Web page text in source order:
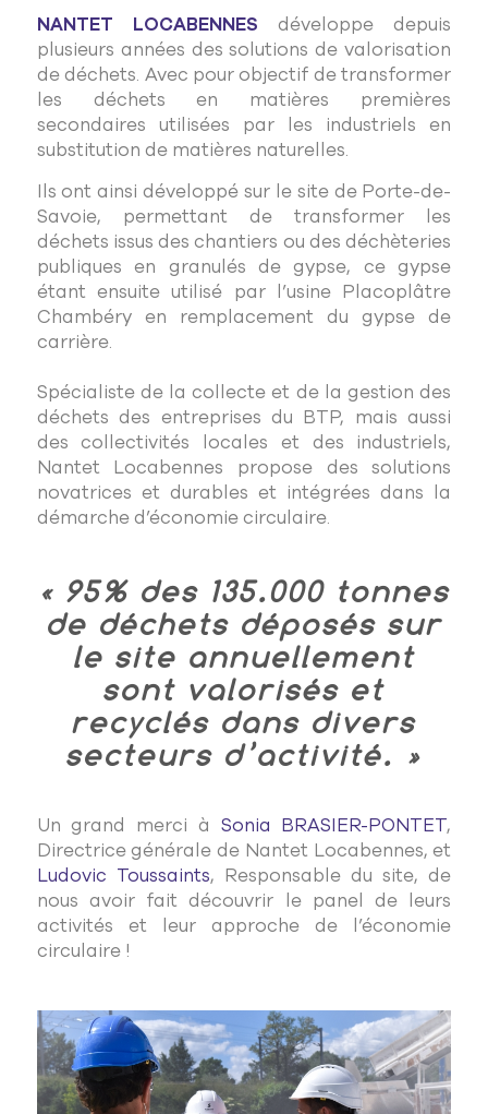
NANTET LOCABENNES
développe depuis
plusieurs années des solutions de valorisation
de déchets. Avec pour objectif de transformer
les déchets en matières premières
secondaires utilisées par les industriels en
substitution de matières naturelles.
Ils ont ainsi développé sur le site de Porte-de-
Savoie, permettant de transformer les
déchets issus des chantiers ou des déchèteries
publiques en granulés de gypse, ce gypse
étant ensuite utilisé par l’usine Placoplâtre
Chambéry en remplacement du gypse de
carrière.
Spécialiste de la collecte et de la gestion des
déchets des entreprises du BTP, mais aussi
des collectivités locales et des industriels,
Nantet Locabennes propose des solutions
novatrices et durables et intégrées dans la
démarche d’économie circulaire.
« 95% des 135.000 tonnes
de déchets déposés sur
le site annuellement
sont valorisés et
recyclés dans divers
secteurs d’activité. »
Un grand merci à Sonia BRASIER-PONTET,
Directrice générale de Nantet Locabennes,et
Ludovic Toussaints, Responsabledu site, de
nous avoir fait découvrir le panel de leurs
activités et leur approche de l’économie
circulaire !